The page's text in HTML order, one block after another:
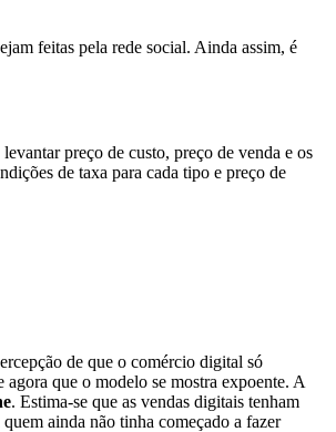
feitas pela rede social. Ainda assim, é
preço de custo, preço de venda e os
de taxa para cada tipo e preço de
de que o comércio digital só
que o modelo se mostra expoente. A
. Estima-se que as vendas digitais tenham
ainda não tinha começado a fazer